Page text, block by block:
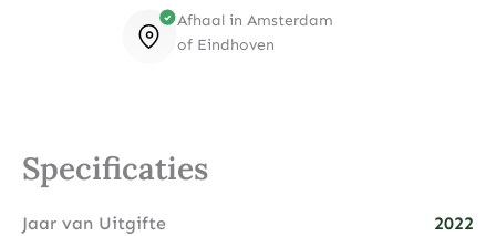
Afhaal in Amsterdam
of Eindhoven
Specificaties
Jaar van Uitgifte 2022